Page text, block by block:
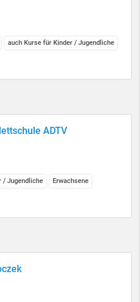
auch Kurse für Kinder / Jugendliche
ADTV
/ Jugendliche Erwachsene